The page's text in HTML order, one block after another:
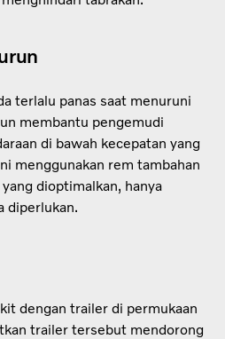
terlalu panas saat menuruni
membantu pengemudi
di bawah kecepatan yang
menggunakan rem tambahan
dioptimalkan, hanya
diperlukan.
dengan trailer di permukaan
trailer tersebut mendorong